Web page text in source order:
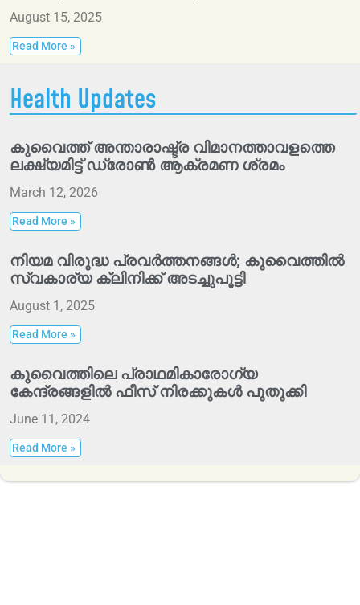
August 15, 2025
Read More »
Health Updates
കുവൈത്ത് അന്താരാഷ്ട്ര വിമാനത്താവളത്തെ
ലക്ഷ്യമിട്ട് ഡ്രോൺ ആക്രമണ ശ്രമം
March 12, 2026
Read More »
നിയമ വിരുദ്ധ പ്രവർത്തനങ്ങൾ; കുവൈത്തിൽ
സ്വകാര്യ ക്ലിനിക്ക് അടച്ചുപൂട്ടി
August 1, 2025
Read More »
കുവൈത്തിലെ പ്രാഥമികാരോഗ്യ
കേന്ദ്രങ്ങളിൽ ഫീസ് നിരക്കുകൾ പുതുക്കി
June 11, 2024
Read More »